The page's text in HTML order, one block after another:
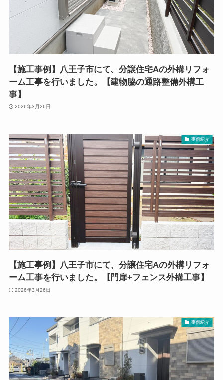
【施工事例】八王子市にて、分譲住宅Aの外構リフォ
ーム工事を行いました。【建物脇の通路整備外構工
事】
2026年3月26日
事例紹介
【施工事例】八王子市にて、分譲住宅Aの外構リフォ
ーム工事を行いました。【門扉+フェンス外構工事】
2026年3月26日
事例紹介